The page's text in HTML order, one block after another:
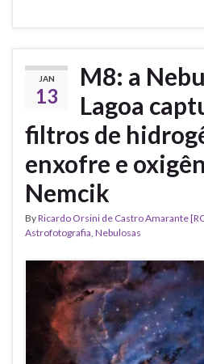
JAN
13
M8: a
Lagoa
filtros de
enxofre e
Nemcik
ByRicardo Orsini de Castro Amarante
Astrofotografia Nebulosas